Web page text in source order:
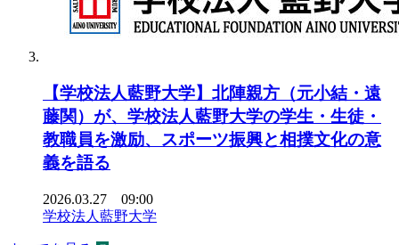
【学校法人藍野大学】北陣親方（元小結・遠
藤関）が、学校法人藍野大学の学生・生徒・
教職員を激励、スポーツ振興と相撲文化の意
義を語る
2026.03.27 09:00
学校法人藍野大学